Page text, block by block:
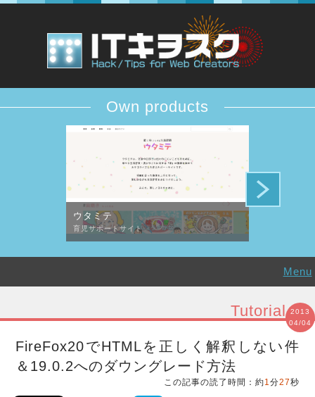
Own products
ウタミテ
育児サポートサイト
Menu
Tutorial 2013
04/04
FireFox20でHTMLを正しく解釈しない件
＆19.0.2へのダウングレード方法
この記事の読了時間：約1分27秒